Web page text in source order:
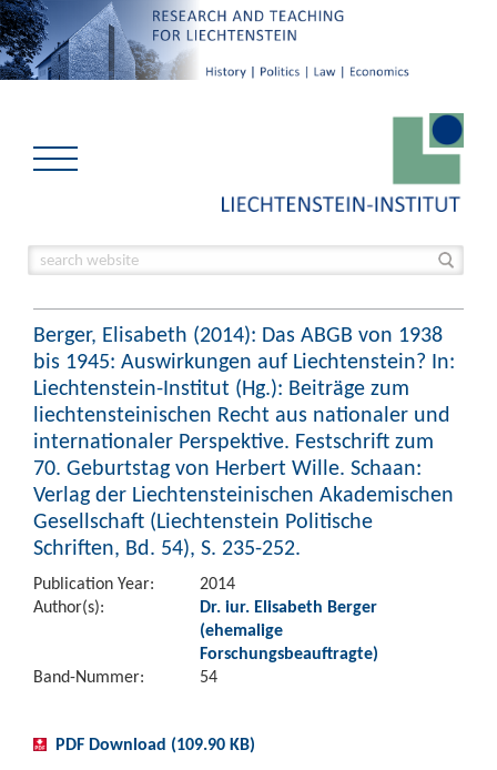
Berger, Elisabeth (2014): Das ABGB von 1938
bis 1945: Auswirkungen auf Liechtenstein? In:
Liechtenstein-Institut (Hg.): Beiträge zum
liechtensteinischen Recht aus nationaler und
internationaler Perspektive. Festschrift zum
70. Geburtstag von Herbert Wille. Schaan:
Verlag der Liechtensteinischen Akademischen
Gesellschaft (Liechtenstein Politische
Schriften, Bd. 54), S. 235-252.
Publication Year:
2014
Author(s):
Dr. iur. Elisabeth Berger
(ehemalige
Forschungsbeauftragte)
Band-Nummer:
54
PDF Download (109.90 KB)